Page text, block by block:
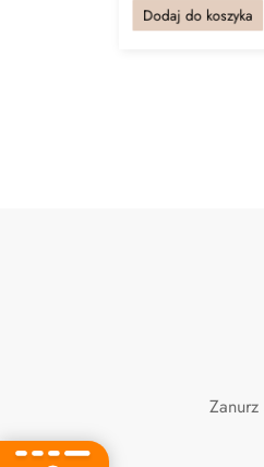
Dodaj do koszyka